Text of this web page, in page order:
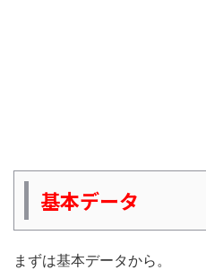
基本データ
まずは基本データから。